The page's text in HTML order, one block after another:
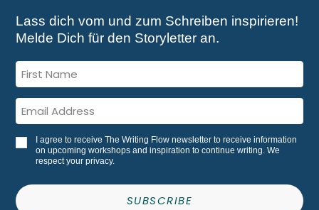
Lass dich vom und zum Schreiben inspirieren!
Melde Dich für den Storyletter an.
I agree to receive The Writing Flow newsletter to receive information
on upcoming workshops and inspiration to continue writing. We
respect your privacy.
SUBSCRIBE